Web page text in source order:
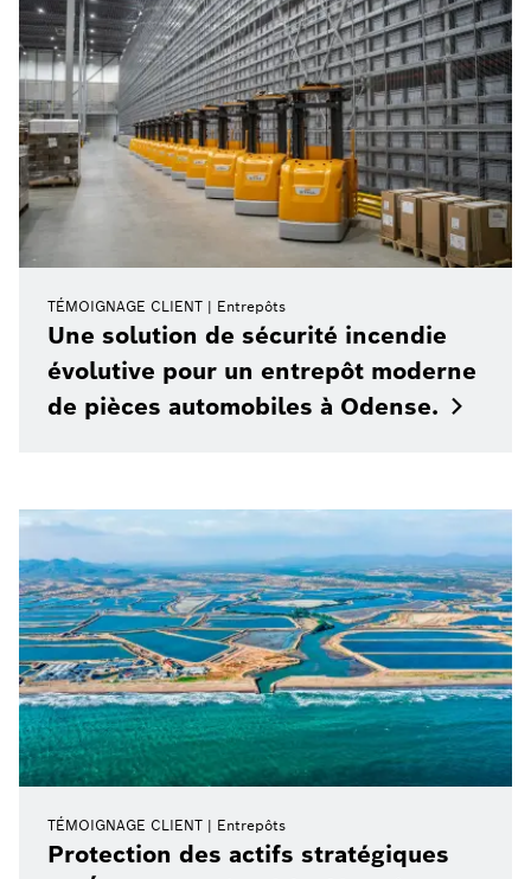
TÉMOIGNAGE CLIENT Entrepôts
Une solution de sécurité incendie
évolutive pour un entrepôt moderne
de pièces automobiles à Odense.
TÉMOIGNAGE CLIENT Entrepôts
Protection des actifs stratégiques